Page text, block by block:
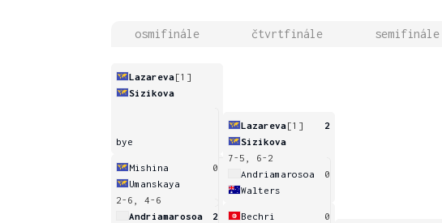
osmifinále čtvrtfinále semifinále
Lazareva[1]
Sizikova
bye
Mishina
0
Umanskaya
2-6, 4-6
Andriamarosoa
2
Lazareva[1]
2
Sizikova
7-5, 6-2
Andriamarosoa
0
Walters
Bechri
0